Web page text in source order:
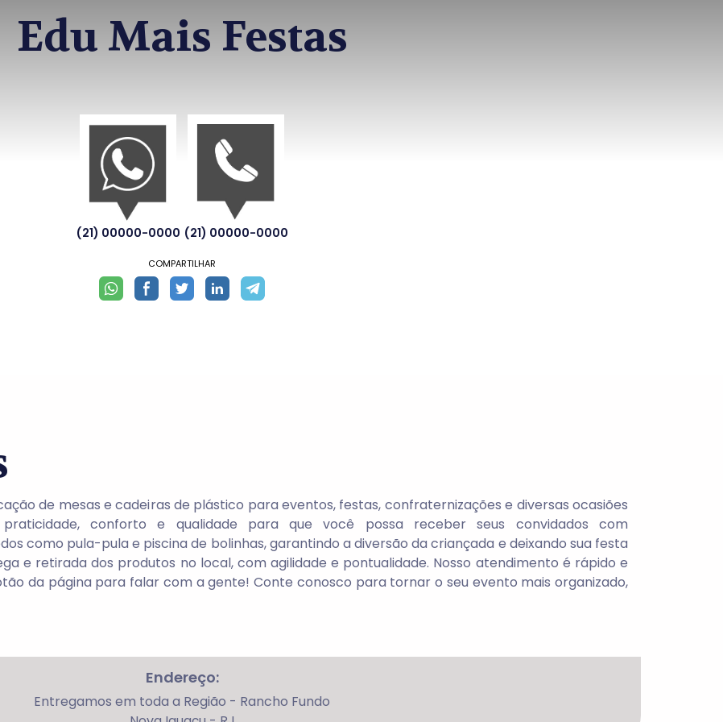
Edu Mais Festas
(21) 00000-0000 (21) 00000-0000
COMPARTILHAR
de mesas e cadeiras de plástico para eventos, festas, confraternizações e diversas ocasiões
conforto e qualidade para que você possa receber seus convidados com
como pula-pula e piscina de bolinhas, garantindo a diversão da criançada e deixando sua festa
e retirada dos produtos no local, com agilidade e pontualidade. Nosso atendimento é rápido e
da página para falar com a gente! Conte conosco para tornar o seu evento mais organizado,
Endereço:
Entregamos em toda a Região - Rancho Fundo